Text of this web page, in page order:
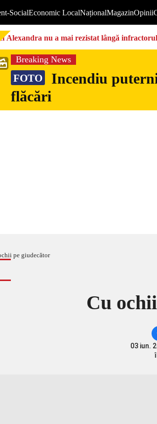
SocialEconomic LocalNaționalMagazinOpinii
Alexandra nu a mai rezistat lângă
Breaking News
FOTO
Incendiu
flăcări
pe giudecător
Cu
03 iun.